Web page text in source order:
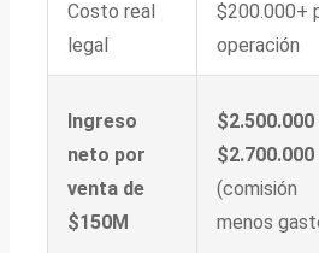
Costo real
legal
$200.000+
operación
Ingreso
neto por
venta de
$150M
$2.500.000
$2.700.000
(comisión
menos